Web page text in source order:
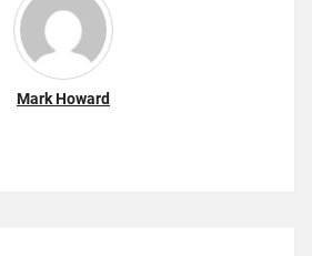
Mark Howard